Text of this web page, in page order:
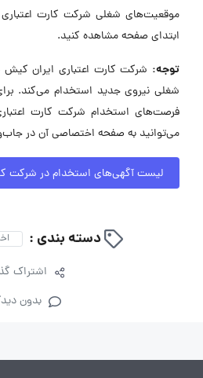
موقعیت‌های شغلی شرکت کارت
ابتدای صفحه مشاهده کنید.
توجه:
شغلی نیروی جدید استخدام می‌کند.
فرصت‌های استخدام شرکت کارت
می‌توانید به صفحه اختصاصی آن در
لیست آگهی‌های استخدام در شرکت
دسته بندی :
اشتراک
بدون